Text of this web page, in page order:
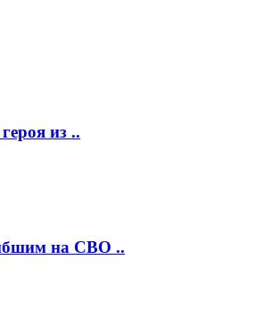
из ..
на СВО ..